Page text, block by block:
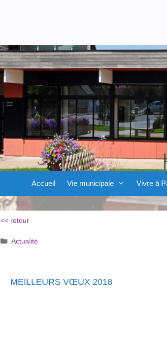
Accueil Vie municipale Vivre à
<< retour
Catégories
Actualité
MEILLEURS VŒUX 2018